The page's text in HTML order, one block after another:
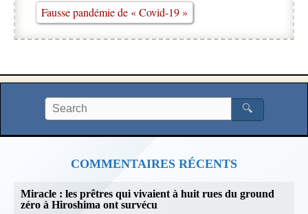
Fausse pandémie de « Covid-19 »
🔍
COMMENTAIRES RÉCENTS
Miracle : les prêtres qui vivaient à huit rues du ground
zéro à Hiroshima ont survécu